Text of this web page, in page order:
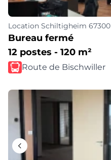
Location Schiltigheim 67300
Bureau fermé
12 postes - 120 m²
Route de Bischwiller